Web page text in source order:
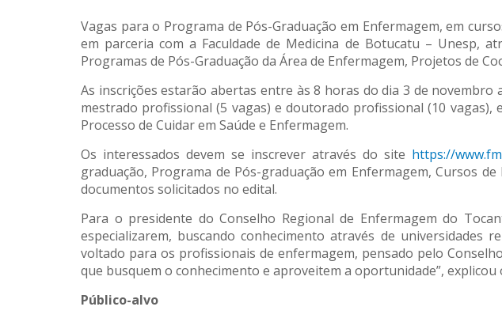
Vagas para o Programa de Pós-Graduação em Enfermagem, em
em parceria com a Faculdade de Medicina de Botucatu – Unesp,
Programas de Pós-Graduação da Área de Enfermagem, Projetos de
As inscrições estarão abertas entre às 8 horas do dia 3 de
mestrado profissional (5 vagas) e doutorado profissional (10 vagas),
Processo de Cuidar em Saúde e Enfermagem.
Os interessados devem se inscrever através do site https://
graduação, Programa de Pós-graduação em Enfermagem, Cursos
documentos solicitados no edital.
Para o presidente do Conselho Regional de Enfermagem do
especializarem, buscando conhecimento através de universidades
voltado para os profissionais de enfermagem, pensado pelo
que busquem o conhecimento e aproveitem a oportunidade”, explicou
Público-alvo